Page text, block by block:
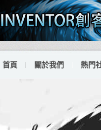
首頁 關於我們 熱門